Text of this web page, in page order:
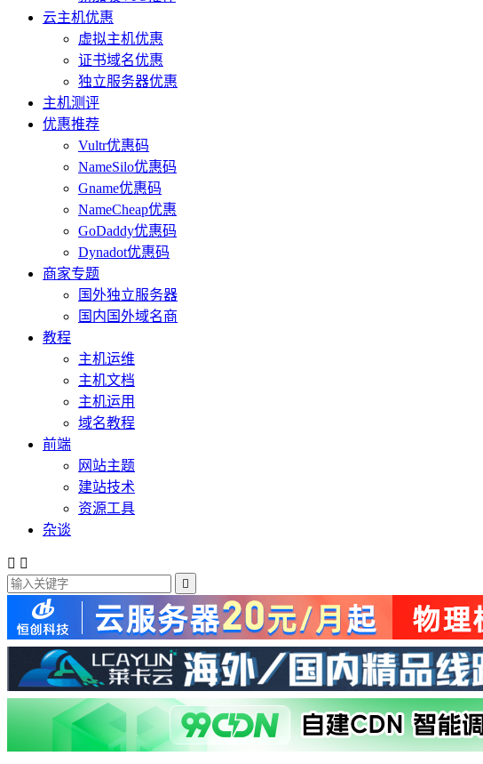
云主机优惠
虚拟主机优惠
证书域名优惠
独立服务器优惠
主机测评
优惠推荐
Vultr优惠码
NameSilo优惠码
Gname优惠码
NameCheap优惠
GoDaddy优惠码
Dynadot优惠码
商家专题
国外独立服务器
国内国外域名商
教程
主机运维
主机文档
主机运用
域名教程
前端
网站主题
建站技术
资源工具
杂谈
 
